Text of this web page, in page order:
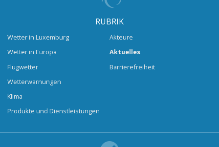
RUBRIK
Wetter in Luxemburg
Wetter in Europa
Flugwetter
Wetterwarnungen
Klima
Produkte und Dienstleistungen
Akteure
Aktuelles
Barrierefreiheit